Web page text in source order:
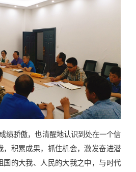
绩骄傲，也清醒地认识到处在一个信
，积累成果，抓住机会，激发奋进潜
国的大我、人民的大我之中，与时代